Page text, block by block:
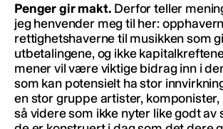
Penger gir makt. Derfor teller
jeg henvender meg til her:
rettighetshaverne til musikken som
utbetalingene, og ikke
mener vil være viktige bidrag inn i
som kan potensielt ha stor
en stor gruppe artister,
så videre som ikke nyter like godt av